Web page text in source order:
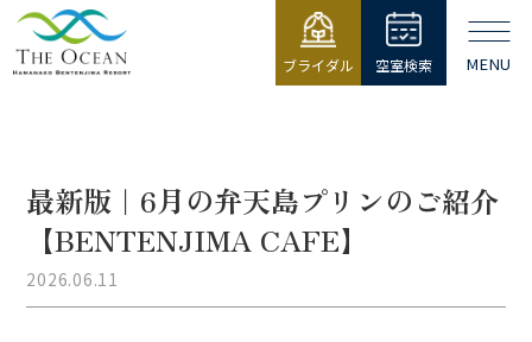
MENU
空室検索
ブライダル
リゾート THE
OCEAN
最新版｜6月の弁天島プリンのご紹介
【BENTENJIMA CAFE】
2026.06.11